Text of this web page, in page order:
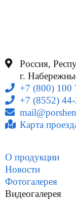
Россия,
г.
+7 (800) 100
+7 (8552)
Карта
О продукции
Новости
Фотогалерея
Видеогалерея